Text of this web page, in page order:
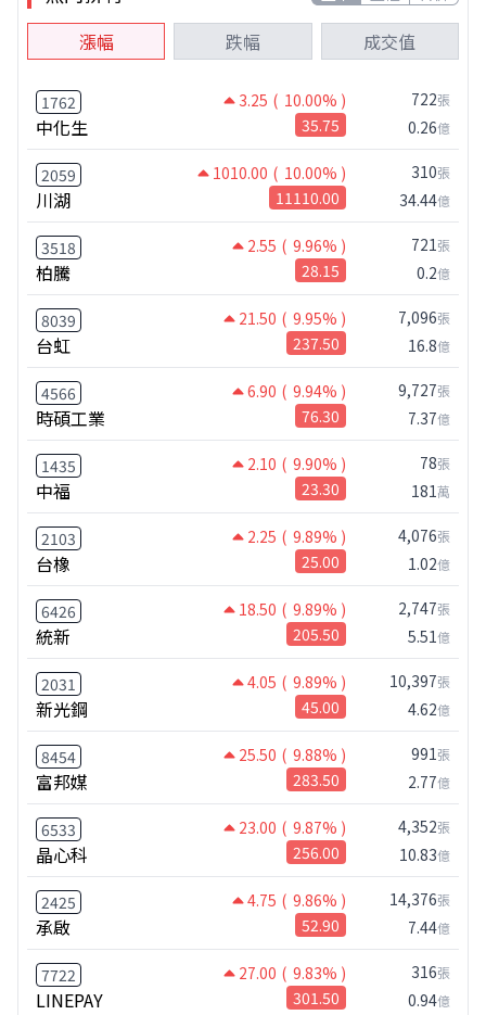
漲幅 跌幅 成交值
1762 3.25 ( 10.00% )
中化生 35.75
722張
0.26億
2059 1010.00 ( 10.00% )
川湖 11110.00
310張
34.44億
3518 2.55 ( 9.96% )
柏騰 28.15
721張
0.2億
8039 21.50 ( 9.95% )
台虹 237.50
7,096張
16.8億
4566 6.90 ( 9.94% )
時碩工業 76.30
9,727張
7.37億
1435 2.10 ( 9.90% )
中福 23.30
78張
181萬
2103 2.25 ( 9.89% )
台橡 25.00
4,076張
1.02億
6426 18.50 ( 9.89% )
統新 205.50
2,747張
5.51億
2031 4.05 ( 9.89% )
新光鋼 45.00
10,397張
4.62億
8454 25.50 ( 9.88% )
富邦媒 283.50
991張
2.77億
6533 23.00 ( 9.87% )
晶心科 256.00
4,352張
10.83億
2425 4.75 ( 9.86% )
承啟 52.90
14,376張
7.44億
7722 27.00 ( 9.83% )
LINEPAY 301.50
316張
0.94億